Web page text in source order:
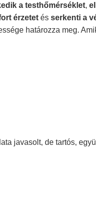
a testhőmérséklet,
érzetet és serkenti a
határozza meg.
javasolt, de tartós,